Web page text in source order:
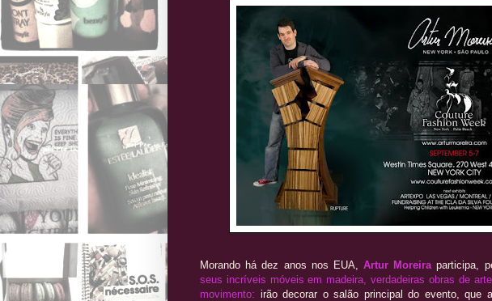
Morando há dez anos nos EUA, Artur Moreira participa,
seus incríveis móveis em madeira, verdadeiras obras de
movimento: irão decorar o salão principal do evento, que